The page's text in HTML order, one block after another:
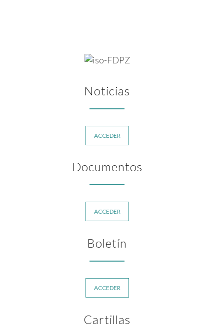
Noticias
ACCEDER
Documentos
ACCEDER
Boletín
ACCEDER
Cartillas